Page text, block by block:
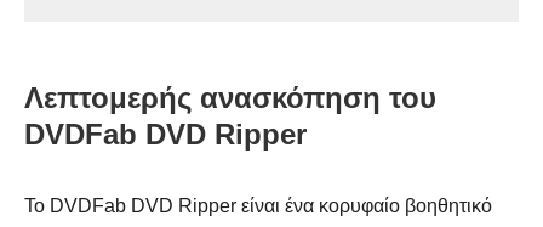
Λεπτομερής ανασκόπηση του
DVDFab DVD Ripper
Το DVDFab DVD Ripper είναι ένα κορυφαίο βοηθητικό